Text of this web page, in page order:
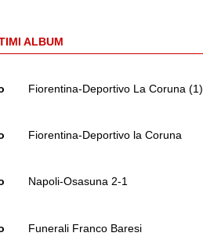
ALBUM
Fiorentina-Deportivo La Coruna (1)
Fiorentina-Deportivo la Coruna
Napoli-Osasuna 2-1
Funerali Franco Baresi